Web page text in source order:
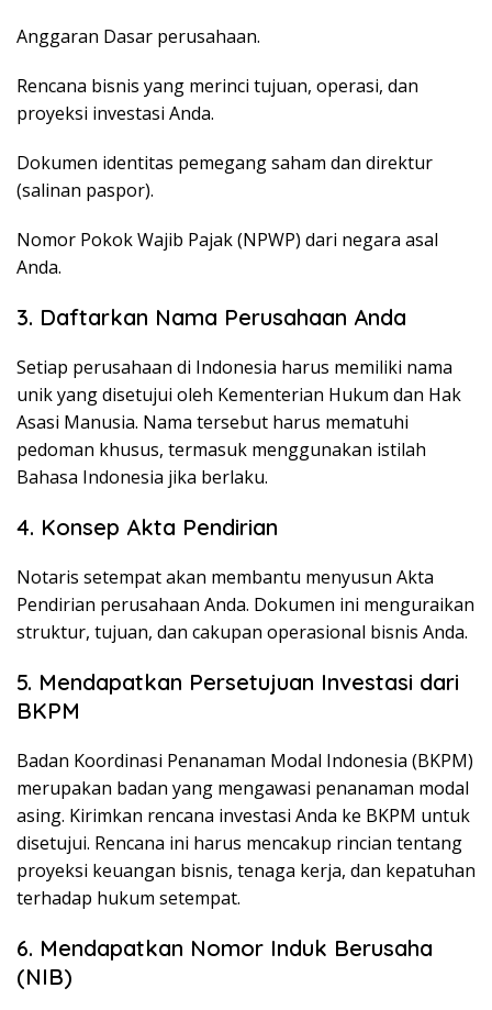
Anggaran Dasar perusahaan.
Rencana bisnis yang merinci tujuan, operasi, dan
proyeksi investasi Anda.
Dokumen identitas pemegang saham dan direktur
(salinan paspor).
Nomor Pokok Wajib Pajak (NPWP) dari negara asal
Anda.
3. Daftarkan Nama Perusahaan Anda
Setiap perusahaan di Indonesia harus memiliki nama
unik yang disetujui oleh Kementerian Hukum dan Hak
Asasi Manusia. Nama tersebut harus mematuhi
pedoman khusus, termasuk menggunakan istilah
Bahasa Indonesia jika berlaku.
4. Konsep Akta Pendirian
Notaris setempat akan membantu menyusun Akta
Pendirian perusahaan Anda. Dokumen ini menguraikan
struktur, tujuan, dan cakupan operasional bisnis Anda.
5. Mendapatkan Persetujuan Investasi dari
BKPM
Badan Koordinasi Penanaman Modal Indonesia (BKPM)
merupakan badan yang mengawasi penanaman modal
asing. Kirimkan rencana investasi Anda ke BKPM untuk
disetujui. Rencana ini harus mencakup rincian tentang
proyeksi keuangan bisnis, tenaga kerja, dan kepatuhan
terhadap hukum setempat.
6. Mendapatkan Nomor Induk Berusaha
(NIB)